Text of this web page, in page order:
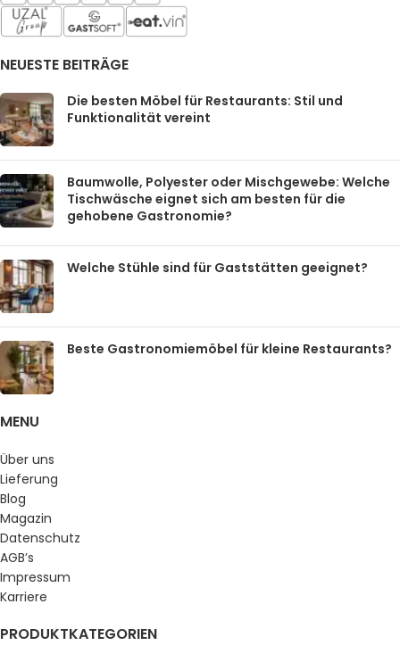
NEUESTE BEITRÄGE
Die besten Möbel für Restaurants: Stil und
Funktionalität vereint
Baumwolle, Polyester oder Mischgewebe: Welche
Tischwäsche eignet sich am besten für die
gehobene Gastronomie?
Welche Stühle sind für Gaststätten geeignet?
Beste Gastronomiemöbel für kleine Restaurants?
MENU
Über uns
Lieferung
Blog
Magazin
Datenschutz
AGB’s
Impressum
Karriere
PRODUKTKATEGORIEN